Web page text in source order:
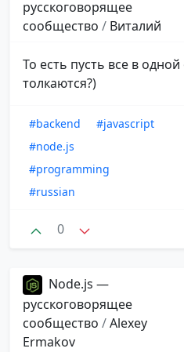
русскоговорящее
сообщество / Виталий
То есть пусть все в
толкаются?)
#backend
#javascript
#node.js
#programming
#russian
0
Node.js —
русскоговорящее
сообщество /Alexey
Ermakov